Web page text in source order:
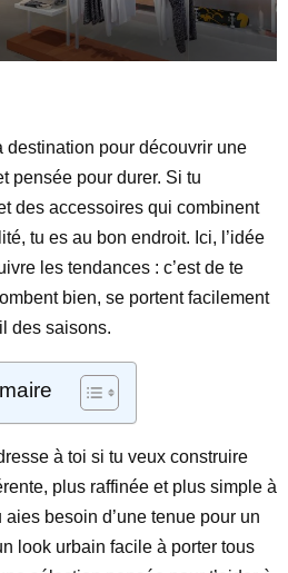
destination pour découvrir une
pensée pour durer. Si tu
des accessoires qui combinent
tu es au bon endroit. Ici, l’idée
les tendances : c’est de te
bien, se portent facilement
des saisons.
à toi si tu veux construire
plus raffinée et plus simple à
besoin d’une tenue pour un
look urbain facile à porter tous